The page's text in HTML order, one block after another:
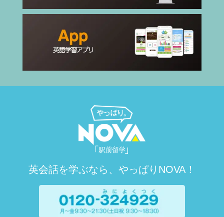
英会話を学ぶなら、やっぱりNOVA！